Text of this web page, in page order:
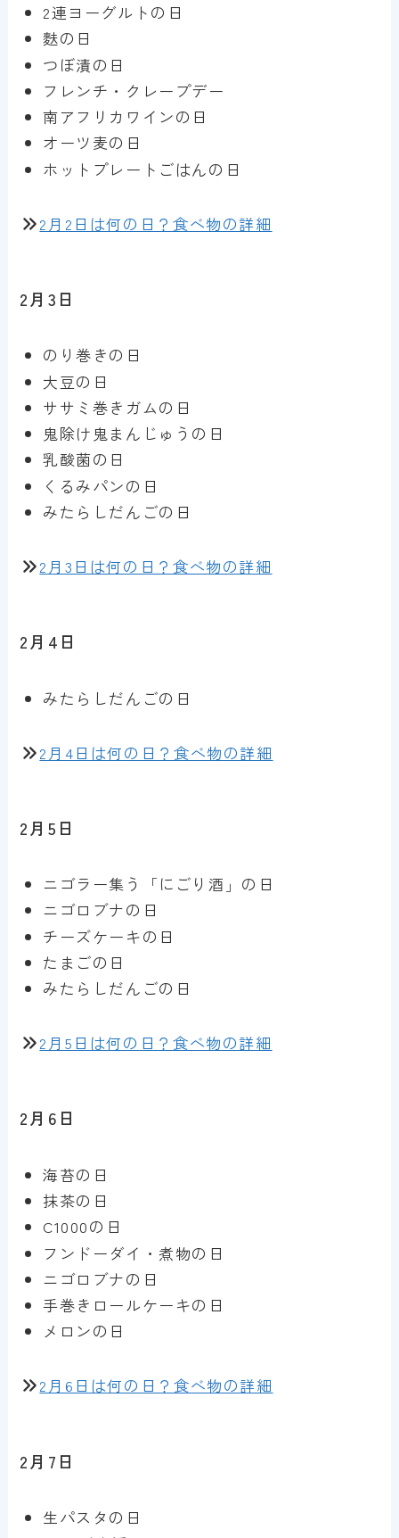
2連ヨーグルトの日
麩の日
つぼ漬の日
フレンチ・クレープデー
南アフリカワインの日
オーツ麦の日
ホットプレートごはんの日
2月2日は何の日？食べ物の詳細
2月3日
のり巻きの日
大豆の日
ササミ巻きガムの日
鬼除け鬼まんじゅうの日
乳酸菌の日
くるみパンの日
みたらしだんごの日
2月3日は何の日？食べ物の詳細
2月4日
みたらしだんごの日
2月4日は何の日？食べ物の詳細
2月5日
ニゴラー集う「にごり酒」の日
ニゴロブナの日
チーズケーキの日
たまごの日
みたらしだんごの日
2月5日は何の日？食べ物の詳細
2月6日
海苔の日
抹茶の日
C1000の日
フンドーダイ・煮物の日
ニゴロブナの日
手巻きロールケーキの日
メロンの日
2月6日は何の日？食べ物の詳細
2月7日
生パスタの日